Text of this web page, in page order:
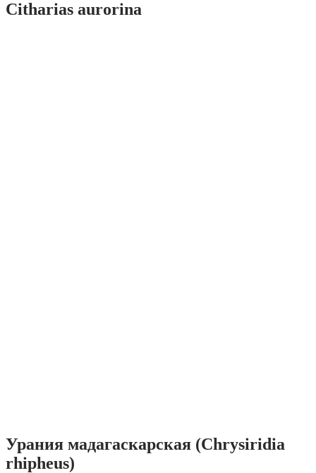
Citharias aurorina
Урания мадагаскарская (Chrysiridia
rhipheus)